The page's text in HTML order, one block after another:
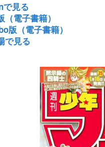
で見る
電子書籍）
版（電子書籍）
で見る